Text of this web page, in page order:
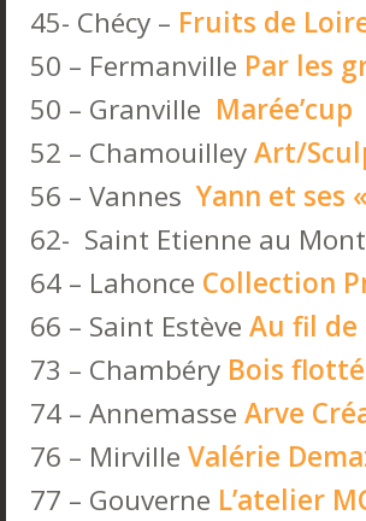
45- Chécy – Fruits de
50 – Fermanville Par les
50 – Granville Marée’cup
52 – ChamouilleyArt/
56 – VannesYann et ses
62- Saint Etienne au Mont
64 – Lahonce Collection
66 – Saint Estève Au fil de
73 – Chambéry Bois
74 – Annemasse Arve
76 – Mirville Valérie
77 – Gouverne L’atelier